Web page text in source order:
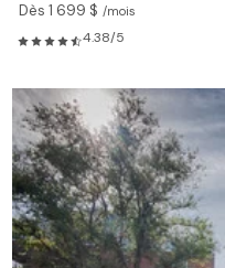
Dès 1 699 $ /mois
4.38/5